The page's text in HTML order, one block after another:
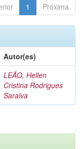
1 Próxima
Autor(es)
LEÃO, Hellen
Cristina Rodrigues
Saraiva